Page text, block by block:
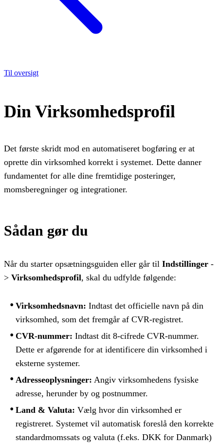
Til oversigt
Din Virksomhedsprofil
Det første skridt mod en automatiseret bogføring er at
oprette din virksomhed korrekt i systemet. Dette danner
fundamentet for alle dine fremtidige posteringer,
momsberegninger og integrationer.
Sådan gør du
Når du starter opsætningsguiden eller går til Indstillinger -
> Virksomhedsprofil, skal du udfylde følgende:
Virksomhedsnavn: Indtast det officielle navn på din
virksomhed, som det fremgår af CVR-registret.
CVR-nummer: Indtast dit 8-cifrede CVR-nummer.
Dette er afgørende for at identificere din virksomhed i
eksterne systemer.
Adresseoplysninger: Angiv virksomhedens fysiske
adresse, herunder by og postnummer.
Land & Valuta: Vælg hvor din virksomhed er
registreret. Systemet vil automatisk foreslå den korrekte
standardmomssats og valuta (f.eks. DKK for Danmark)